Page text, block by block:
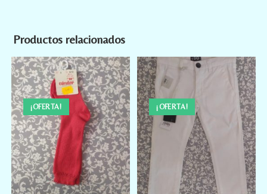
Productos relacionados
¡OFERTA! ¡OFERTA!